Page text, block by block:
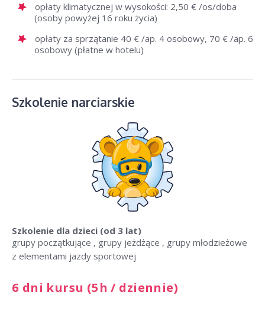
opłaty klimatycznej w wysokości: 2,50 € /os/doba
(osoby powyżej 16 roku życia)
opłaty za sprzątanie 40 € /ap. 4 osobowy, 70 € /ap. 6
osobowy (płatne w hotelu)
Szkolenie narciarskie
Szkolenie dla dzieci (od 3 lat)
grupy początkujące , grupy jeżdżące , grupy młodzieżowe
z elementami jazdy sportowej
6 dni kursu (5h / dziennie)